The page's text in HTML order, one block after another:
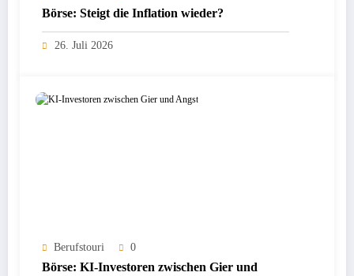
Börse: Steigt die Inflation wieder?
26. Juli 2026
Berufstouri 0
Börse: KI-Investoren zwischen Gier und